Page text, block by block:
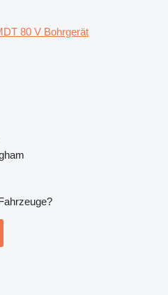
80 V Bohrgerät